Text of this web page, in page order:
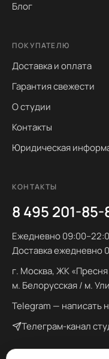
Блог
ПОКУПАТЕЛЮ
Доставка и оплата
Гарантия свежести
О студии
Контакты
Юридическая
КОНТАКТЫ
8 495 201-85-
Ежедневно
Доставка ежедневно
г. Москва, ЖК
м. Белорусская / м.
Telegram — написать
Телеграм-канал